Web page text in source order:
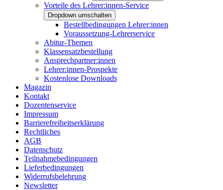
Vorteile des Lehrer:innen-Service
Dropdown umschalten
Bestellbedingungen Lehrer:innen
Voraussetzung-Lehrerservice
Abitur-Themen
Klassensatzbestellung
Ansprechpartner:innen
Lehrer:innen-Prospekte
Kostenlose Downloads
Magazin
Kontakt
Dozentenservice
Impressum
Barrierefreiheitserklärung
Rechtliches
AGB
Datenschutz
Teilnahmebedingungen
Lieferbedingungen
Widerrufsbelehrung
Newsletter